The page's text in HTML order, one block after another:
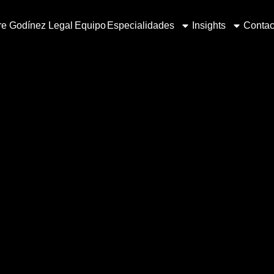
Godínez Legal Equipo Especialidades Insights